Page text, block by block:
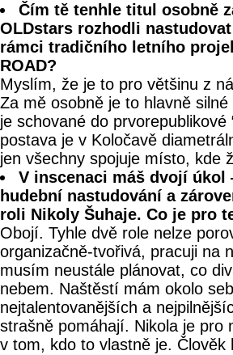
Čím tě tenhle titul osobně
OLDstars rozhodli
rámci tradičního letního
ROAD?
Myslím, že je to pro většinu z
Za mě osobně je to hlavně
je schované do prvorepublikové
postava je v Koločavě
jen všechny spojuje místo, kde
V inscenaci máš dvojí
hudební nastudování a
roli Nikoly Šuhaje. Co je pro
Obojí. Tyhle dvě role nelze
organizačně-tvořivá, pracuji na
musím neustále plánovat, co
nebem. Naštěstí mám okolo
nejtalentovanějších a
strašně pomáhají. Nikola je pro
v tom, kdo to vlastně je. Člověk